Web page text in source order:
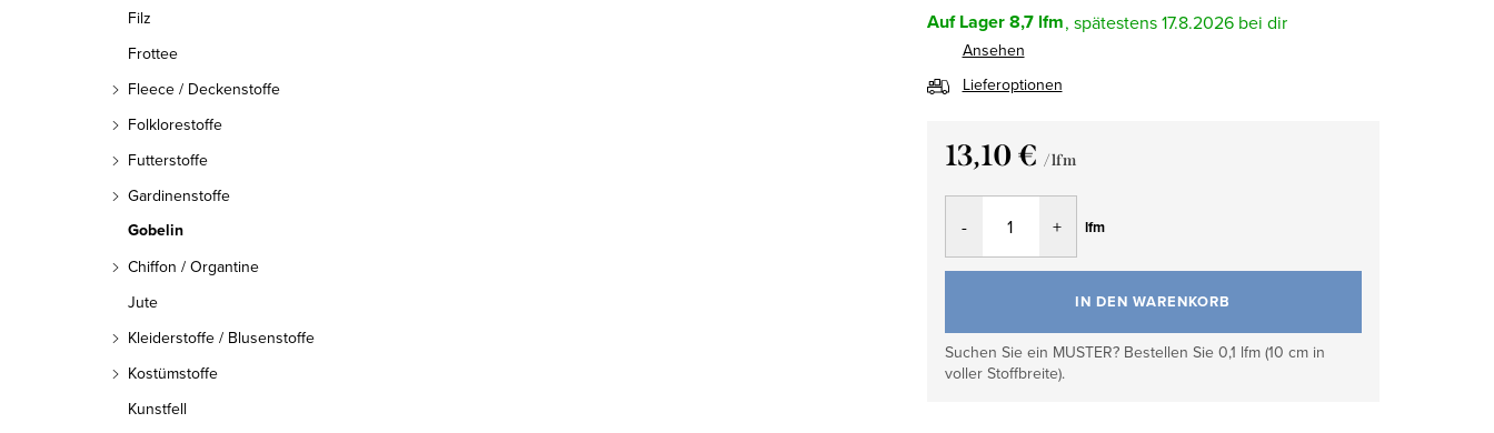
Filz
Frottee
Fleece / Deckenstoffe
Folklorestoffe
Futterstoffe
Gardinenstoffe
Gobelin
Chiffon / Organtine
Jute
Kleiderstoffe / Blusenstoffe
Kostümstoffe
Kunstfell
Auf Lager8,7 lfm 17.8.2026
Ansehen
Lieferoptionen
13,10 € / lfm
Verkaufspreis:
lfm
IN DEN WARENKORB
Suchen Sie ein MUSTER? Bestellen Sie 0,1 lfm (10 cm in
voller Stoffbreite).